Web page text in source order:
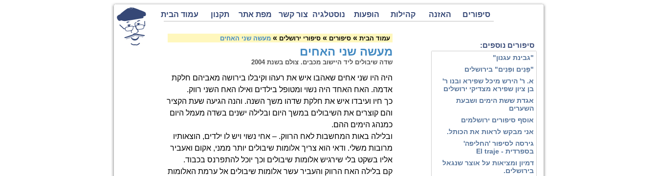
סיפורים האזנה קהילות הופעות נוסטלגיה צור קשר מפת אתר תקנון עמוד הבית
סיפורים נוספים:
"גבינת עגנון"
"פָּנִים ופְּנִים" בירושלים
א. ר' הירש מיכל שפירא ובנו ר'
בן ציון שפירא מצדיקי ירושלים
אגדת ששת הימים ושבעת
השערים
אוסף סיפורים ירושלמים
אני מבקש לראות את הכותל.
גירסה לסיפור 'החליפה'
בספרדית - El traje
דמיון ומציאות על אוצר שנגאל
בירושלים.
עמוד הבית »סיפורים »סיפורי ירושלים »מעשה שני האחים
מעשה שני האחים
שדה שיבולים ליד היישוב מכבים. צולם בשנת 2004
היה היו שני אחים שאהבו איש את רעהו וקיבלו בירושה מאביהם חלקת
אדמה. האח האחד היה נשוי ומטופל בילדים ואילו האח השני רווק.
כך חיו ועיבדו איש את חלקת שדהו משך השנה. והנה הגיעה שעת הקציר
והם קוצרים את השיבולים במשך היום ובלילה ישנים בשדה מעמל היום
כמנהג הימים ההם.
ובלילה באות המחשבות לאח הרווק. – אחי נשוי ויש לו ילדים, הוצאותיו
מרובות משלי. ודאי הוא צריך אלומות שיבולים יותר ממני, אקום ואעביר
אליו בשקט בלי שירגיש אלומות שיבולים וכך יוכל להתפרנס בכבוד.
קם בלילה האח הרווק והעביר עשר אלומות שיבולים אל ערמת האלומות